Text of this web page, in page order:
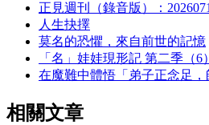
正見週刊（錄音版）：
人生抉擇
莫名的恐懼，來自前世的記憶
「名」娃娃現形記 第二季（6）
在魔難中體悟「弟子正念足
相關文章